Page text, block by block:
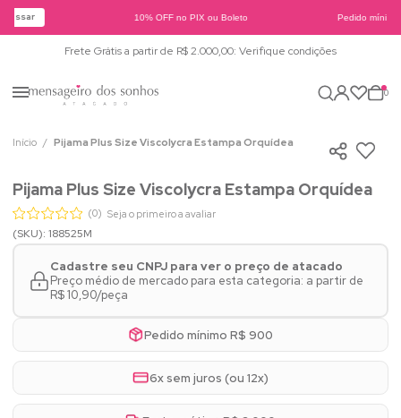
10% OFF no PIX ou Boleto Pedido mínimo
Frete Grátis a partir de R$ 2.000,00: Verifique condições
0
Início Pijama Plus Size Viscolycra Estampa Orquídea
Pijama Plus Size Viscolycra Estampa Orquídea
(0) Seja o primeiro a avaliar
(SKU): 188525M
Cadastre seu CNPJ para ver o preço de atacado
Preço médio de mercado para esta categoria: a partir de
R$ 10,90/peça
Pedido mínimo R$ 900
6x sem juros (ou 12x)